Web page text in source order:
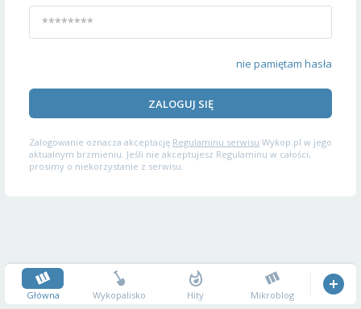
nie pamiętam hasła
ZALOGUJ SIĘ
Zalogowanie oznacza akceptację Regulaminu serwisu Wykop.pl w jego
aktualnym brzmieniu. Jeśli nie akceptujesz Regulaminu w całości,
prosimy o niekorzystanie z serwisu.
Główna Wykopalisko Hity Mikroblog